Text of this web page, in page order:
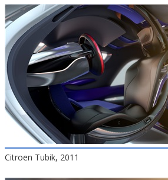
Citroen Tubik, 2011